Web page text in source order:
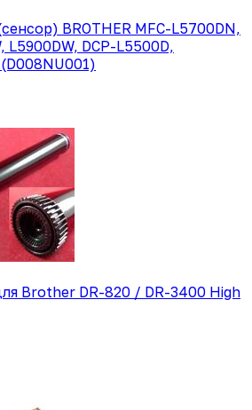
BROTHER MFC-L5700DN,
L5900DW, DCP-L5500D,
Brother DR-820 / DR-3400 High